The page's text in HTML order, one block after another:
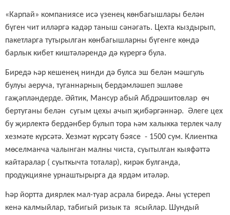
«Карпай» компаниясе исә үзенең көнбагышлары белән
бүген чит илләргә кадәр таныш сәнәгать. Цехта кыздырып,
пакетларга тутырылган көнбагышларны бүгенге көндә
барлык кибет киштәләрендә дә күрергә була.
Биредә һәр кешенең нинди дә булса эш белән мәшгуль
булуы аеруча, туганнарның бердәмләшеп эшләве
гаҗәпләндерде. Әйтик, Мансур абый Абдрәшитовлар өч
бертуганы белән сугым цехы ачып җибәргәннәр. Әлеге цех
бу җирлектә бердәнбер булып тора һәм халыкка терлек чалу
хезмәте күрсәтә. Хезмәт күрсәтү бәясе - 1500 сум. Клиентка
мөселманча чалынган малны чиста, суытылган кыяфәттә
кайтаралар ( суыткычта тоталар), кирәк булганда,
продукцияне урнаштырырга да ярдәм итәләр.
Һәр йортта диярлек мал-туар асрала биредә. Аны үстереп
кенә калмыйлар, табигый ризык та ясыйлар. Шундый